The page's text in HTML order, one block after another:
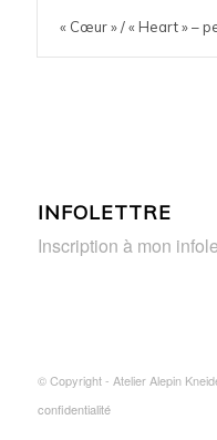
« Cœur » / « Heart » –
INFOLETTRE
Inscription à mon
© Copyright - Atelier Alepin
confidentialité